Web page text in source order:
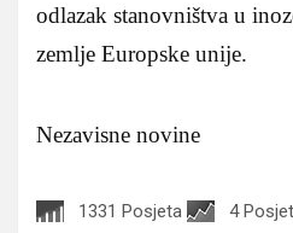
odlazak stanovništva u
zemlje Europske unije.
Nezavisne novine
1331 Posjeta 4